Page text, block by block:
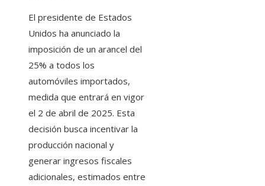
​El presidente de Estados
Unidos ha anunciado la
imposición de un arancel del
25% a todos los
automóviles importados,
medida que entrará en vigor
el 2 de abril de 2025. Esta
decisión busca incentivar la
producción nacional y
generar ingresos fiscales
adicionales, estimados entre